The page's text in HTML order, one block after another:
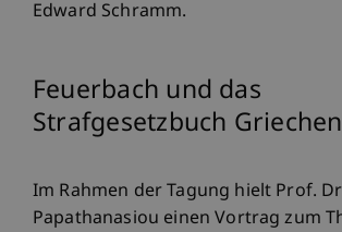
Edward Schramm.
Feuerbach und das
Strafgesetzbuch
Im Rahmen der Tagung hielt Prof.
Papathanasiou einen Vortrag zum